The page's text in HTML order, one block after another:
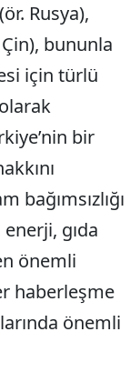
Rusya),
bununla
için türlü
bir
bağımsızlığı
gıda
önemli
haberleşme
önemli